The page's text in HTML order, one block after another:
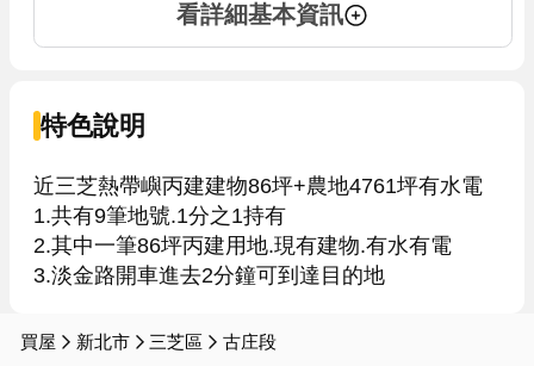
看詳細基本資訊
特色說明
近三芝熱帶嶼丙建建物86坪+農地4761坪有水電
1.共有9筆地號.1分之1持有
2.其中一筆86坪丙建用地.現有建物.有水有電
3.淡金路開車進去2分鐘可到達目的地
買屋 新北市 三芝區 古庄段